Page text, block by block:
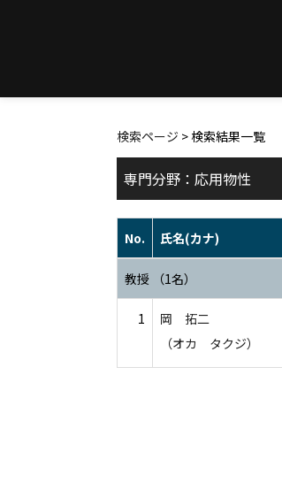
検索ページ > 検索結果一覧
専門分野：応用物性
No. 氏名(カナ)
教授 （1名）
1
岡 拓二
（オカ タクジ）